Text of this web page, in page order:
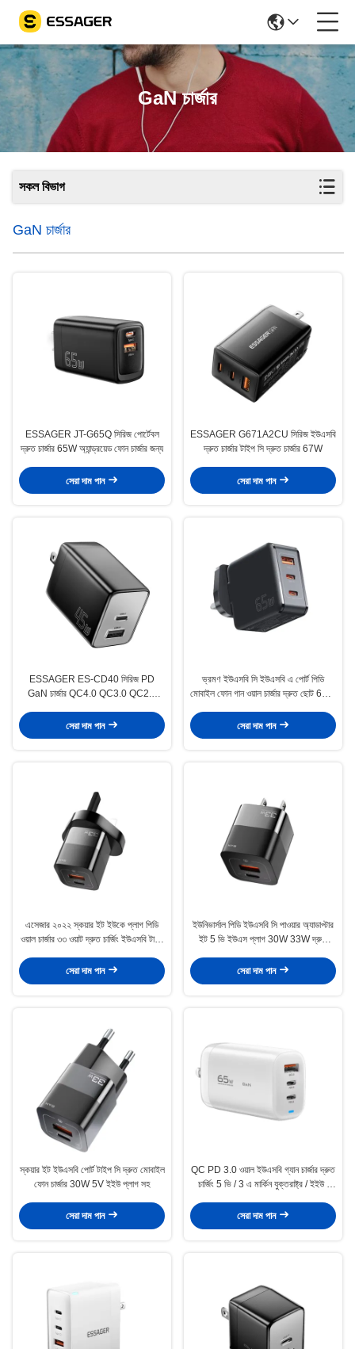
GaN চার্জার
সকল বিভাগ
GaN চার্জার
ESSAGER JT-G65Q সিরিজ পোর্টেবল
দ্রুত চার্জার 65W অ্যান্ড্রয়েড ফোন চার্জার জন্য
সেরা দাম পান
ESSAGER G671A2CU সিরিজ ইউএসবি
দ্রুত চার্জার টাইপ সি দ্রুত চার্জার 67W
সেরা দাম পান
ESSAGER ES-CD40 সিরিজ PD
GaN চার্জার QC4.0 QC3.0 QC2.0
সেরা দাম পান
ভ্রমণ ইউএসবি সি ইউএসবি এ পোর্ট পিডি
মোবাইল ফোন গান ওয়াল চার্জার দ্রুত ছোট 65W
সেরা দাম পান
এসেজার ২০২২ স্কয়ার ইট ইউকে প্লাগ পিডি
ওয়াল চার্জার ৩৩ ওয়াট দ্রুত চার্জিং ইউএসবি টাইপ
সেরা দাম পান
ইউনিভার্সাল পিডি ইউএসবি সি পাওয়ার অ্যাডাপ্টার
ইট 5 ভি ইউএস প্লাগ 30W 33W দ্রুত
সেরা দাম পান
স্কয়ার ইট ইউএসবি পোর্ট টাইপ সি দ্রুত মোবাইল
ফোন চার্জার 30W 5V ইইউ প্লাগ সহ
সেরা দাম পান
QC PD 3.0 ওয়াল ইউএসবি গ্যান চার্জার দ্রুত
চার্জিং 5 ভি / 3 এ মার্কিন যুক্তরাষ্ট্র / ইইউ /
সেরা দাম পান